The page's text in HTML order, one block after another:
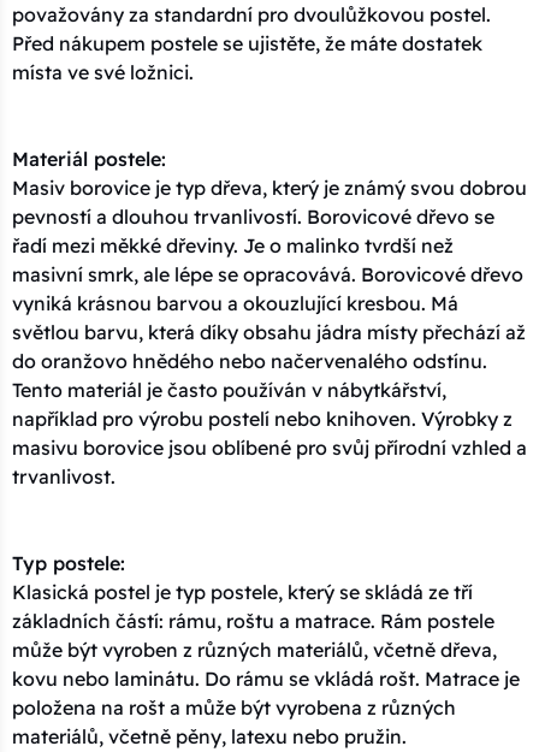
považovány za standardní pro dvoulůžkovou postel.
Před nákupem postele se ujistěte, že máte dostatek
místa ve své ložnici.
Materiál postele:
Masiv borovice je typ dřeva, který je známý svou dobrou
pevností a dlouhou trvanlivostí. Borovicové dřevo se
řadí mezi měkké dřeviny. Je o malinko tvrdší než
masivní smrk, ale lépe se opracovává. Borovicové dřevo
vyniká krásnou barvou a okouzlující kresbou. Má
světlou barvu, která díky obsahu jádra místy přechází až
do oranžovo hnědého nebo načervenalého odstínu.
Tento materiál je často používán v nábytkářství,
například pro výrobu postelí nebo knihoven. Výrobky z
masivu borovice jsou oblíbené pro svůj přírodní vzhled a
trvanlivost.
Typ postele:
Klasická postel je typ postele, který se skládá ze tří
základních částí: rámu, roštu a matrace. Rám postele
může být vyroben z různých materiálů, včetně dřeva,
kovu nebo laminátu. Do rámu se vkládá rošt. Matrace je
položena na rošt a může být vyrobena z různých
materiálů, včetně pěny, latexu nebo pružin.